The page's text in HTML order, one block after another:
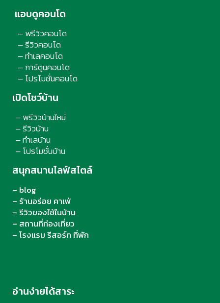
แอบดูคอนโด
– พรีวิวคอนโด
– รีวิวคอนโด
– ทำเลคอนโด
– การ์ตูนคอนโด
– โปรโมชั่นคอนโด
เปิดโชว์บ้าน
– พรีวิวบ้านใหม่
– รีวิวบ้าน
– ทำเลบ้าน
– โปรโมชั่นบ้าน
สนุกสนานไลฟ์สไตล์
– blog
– ร้านอร่อย คาเฟ่
– รีวิวของใช้ในบ้าน
– สถานที่ท่องเที่ยว
– โรงแรม รีสอร์ท ที่พัก
อ่านง่ายได้สาระ